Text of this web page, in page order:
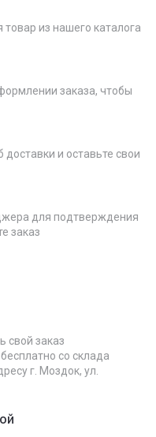
из нашего каталога
заказа, чтобы
и оставьте свои
для подтверждения
заказ
свой заказ
со склада
г. Моздок, ул.